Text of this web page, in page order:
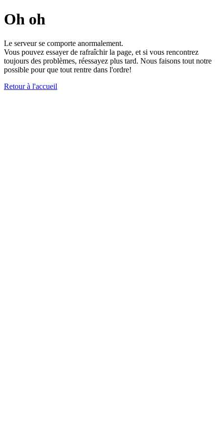
Oh oh
Le serveur se comporte anormalement.
Vous pouvez essayer de rafraîchir la page, et si vous rencontrez
toujours des problèmes, réessayez plus tard. Nous faisons tout notre
possible pour que tout rentre dans l'ordre!
Retour à l'accueil